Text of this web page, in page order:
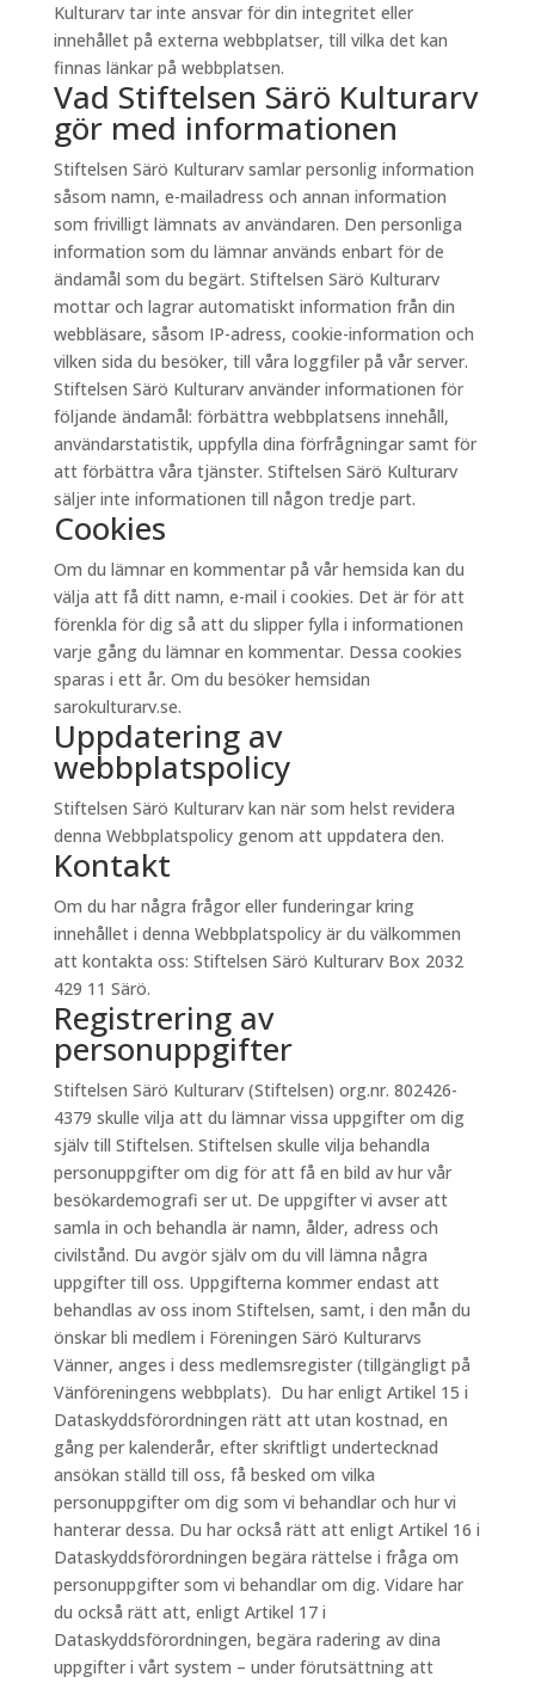
Kulturarv tar inte ansvar för din integritet eller
innehållet på externa webbplatser, till vilka det kan
finnas länkar på webbplatsen.
Vad Stiftelsen Särö Kulturarv
gör med informationen
Stiftelsen Särö Kulturarv samlar personlig information
såsom namn, e-mailadress och annan information
som frivilligt lämnats av användaren. Den personliga
information som du lämnar används enbart för de
ändamål som du begärt. Stiftelsen Särö Kulturarv
mottar och lagrar automatiskt information från din
webbläsare, såsom IP-adress, cookie-information och
vilken sida du besöker, till våra loggfiler på vår server.
Stiftelsen Särö Kulturarv använder informationen för
följande ändamål: förbättra webbplatsens innehåll,
användarstatistik, uppfylla dina förfrågningar samt för
att förbättra våra tjänster. Stiftelsen Särö Kulturarv
säljer inte informationen till någon tredje part.
Cookies
Om du lämnar en kommentar på vår hemsida kan du
välja att få ditt namn, e-mail i cookies. Det är för att
förenkla för dig så att du slipper fylla i informationen
varje gång du lämnar en kommentar. Dessa cookies
sparas i ett år. Om du besöker hemsidan
sarokulturarv.se.
Uppdatering av
webbplatspolicy
Stiftelsen Särö Kulturarv kan när som helst revidera
denna Webbplatspolicy genom att uppdatera den.
Kontakt
Om du har några frågor eller funderingar kring
innehållet i denna Webbplatspolicy är du välkommen
att kontakta oss: Stiftelsen Särö Kulturarv Box 2032
429 11 Särö.
Registrering av
personuppgifter
Stiftelsen Särö Kulturarv (Stiftelsen) org.nr. 802426-
4379 skulle vilja att du lämnar vissa uppgifter om dig
själv till Stiftelsen. Stiftelsen skulle vilja behandla
personuppgifter om dig för att få en bild av hur vår
besökardemografi ser ut. De uppgifter vi avser att
samla in och behandla är namn, ålder, adress och
civilstånd. Du avgör själv om du vill lämna några
uppgifter till oss. Uppgifterna kommer endast att
behandlas av oss inom Stiftelsen, samt, i den mån du
önskar bli medlem i Föreningen Särö Kulturarvs
Vänner, anges i dess medlemsregister (tillgängligt på
Vänföreningens webbplats). Du har enligt Artikel 15 i
Dataskyddsförordningen rätt att utan kostnad, en
gång per kalenderår, efter skriftligt undertecknad
ansökan ställd till oss, få besked om vilka
personuppgifter om dig som vi behandlar och hur vi
hanterar dessa. Du har också rätt att enligt Artikel 16 i
Dataskyddsförordningen begära rättelse i fråga om
personuppgifter som vi behandlar om dig. Vidare har
du också rätt att, enligt Artikel 17 i
Dataskyddsförordningen, begära radering av dina
uppgifter i vårt system – under förutsättning att